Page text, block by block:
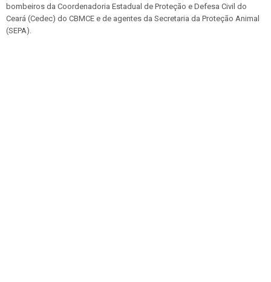
bombeiros da Coordenadoria Estadual de Proteção e Defesa Civil do
Ceará (Cedec) do CBMCE e de agentes da Secretaria da Proteção Animal
(SEPA).